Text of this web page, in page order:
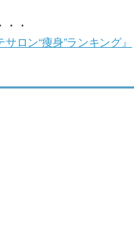
・
ロン“痩身”ランキング』